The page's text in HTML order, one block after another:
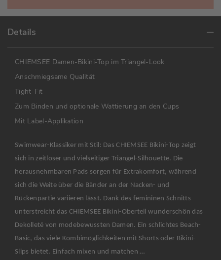
Details
CHIEMSEE Damen-Bikini-Top im Triangel-Look
Anschmiegsame Qualität
Tight-Fit
Zum Binden und optionale Wattierung an den Cups
Mit Label-Applikation
Swimwear-Klassiker mit Stil: Das CHIEMSEE Bikini-Top zeigt
sich in zeitloser und vielseitiger Triangel-Silhouette. Die
herausnehmbaren Pads sorgen für Extrakomfort, während
sich die Weite über die Bänder an der Nacken- und
Rückenpartie variieren lässt. Dank des femininen Schnitts
unterstreicht das CHIEMSEE Bikini-Oberteil wunderschön das
Dekolleté von modebewussten Damen. Ein schlichtes Beach-
Basic, das viele Kombimöglichkeiten mit Shorts oder Bikini-
Slips bietet. Einfach mixen und matchen …